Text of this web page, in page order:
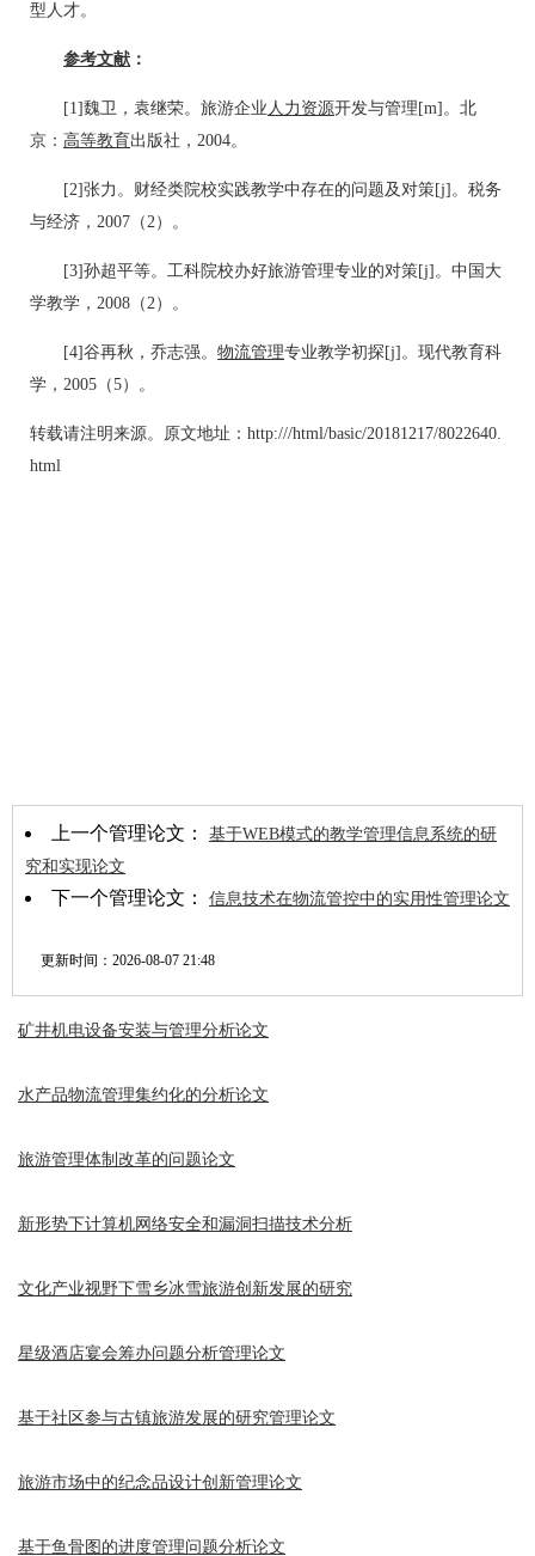
型人才。
参考文献 ：
[1]魏卫，袁继荣。旅游企业 人力资源开发与管理[m]。北
京： 高等教育出版社，2004。
[2]张力。财经类院校实践教学中存在的问题及对策[j]。税务
与经济，2007（2）。
[3]孙超平等。工科院校办好旅游管理专业的对策[j]。中国大
学教学，2008（2）。
[4]谷再秋，乔志强。 物流管理专业教学初探[j]。现代教育科
学，2005（5）。
转载请注明来源。原文地址：http:///html/basic/20181217/8022640.
html
上一个管理论文： 基于WEB模式的教学管理信息系统的研
究和实现论文
下一个管理论文： 信息技术在物流管控中的实用性管理论文
更新时间： 2026-08-07 21:48
矿井机电设备安装与管理分析论文
水产品物流管理集约化的分析论文
旅游管理体制改革的问题论文
新形势下计算机网络安全和漏洞扫描技术分析
文化产业视野下雪乡冰雪旅游创新发展的研究
星级酒店宴会筹办问题分析管理论文
基于社区参与古镇旅游发展的研究管理论文
旅游市场中的纪念品设计创新管理论文
基于鱼骨图的进度管理问题分析论文